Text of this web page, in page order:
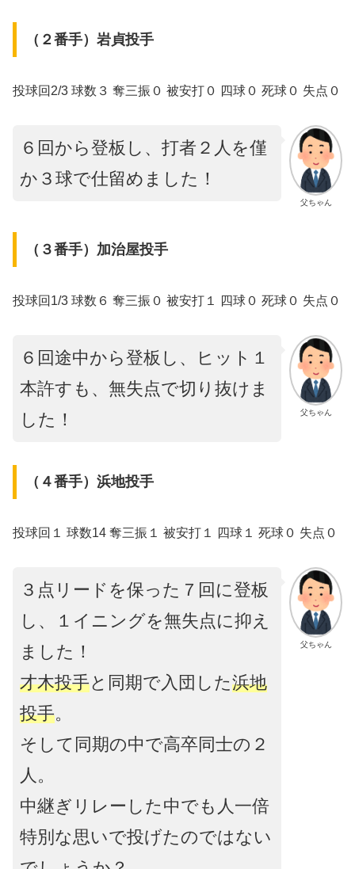
（２番手）岩貞投手
投球回2/3 球数３ 奪三振０ 被安打０ 四球０ 死球０ 失点０
父ちゃん
６回から登板し、打者２人を僅
か３球で仕留めました！
（３番手）加治屋投手
投球回1/3 球数６ 奪三振０ 被安打１ 四球０ 死球０ 失点０
父ちゃん
６回途中から登板し、ヒット１
本許すも、無失点で切り抜けま
した！
（４番手）浜地投手
投球回１ 球数14 奪三振１ 被安打１ 四球１ 死球０ 失点０
父ちゃん
３点リードを保った７回に登板
し、１イニングを無失点に抑え
ました！
才木投手と同期で入団した浜地
投手。
そして同期の中で高卒同士の２
人。
中継ぎリレーした中でも人一倍
特別な思いで投げたのではない